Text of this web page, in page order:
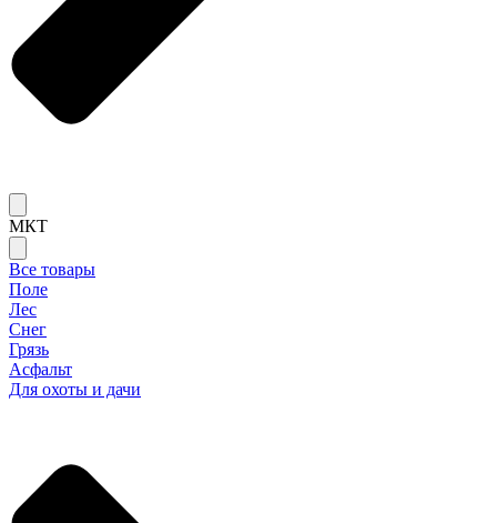
МКТ
Все товары
Поле
Лес
Снег
Грязь
Асфальт
Для охоты и дачи